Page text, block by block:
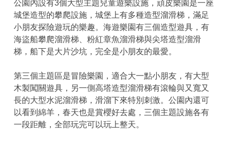
公園內設有3個大型主題兒童遊樂設施，頑皮樂園是一座
城堡造型的攀爬設施，城堡上有多種造型溜滑梯，滿足
小朋友探險遊玩的樂趣。海遊樂園有三個造型遊具，有
海盜船攀爬溜滑梯、粉紅章魚溜滑梯與尖塔造型溜滑
梯，船下是大片沙坑，完全是小朋友的最愛。
第三個主題區是冒險樂園，適合大一點小朋友，有大型
木製闖關遊具，另一側高塔造型溜滑梯有滾輪與又寬又
長的大型水泥溜滑梯，滑溜下來特別刺激。公園內還可
以看到綿羊，春天也是賞櫻好去處，三個主題設施各有
一段距離，全部玩完可以玩上整天。